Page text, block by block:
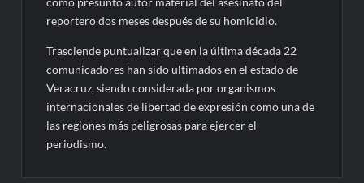
reportero dos meses después de su homicidio.
Trasciende puntualizar que en la última década 22
comunicadores han sido ultimados en el estado de
Veracruz, siendo considerada por organismos
internacionales de libertad de expresión como una de
las regiones más peligrosas para ejercer el
periodismo.